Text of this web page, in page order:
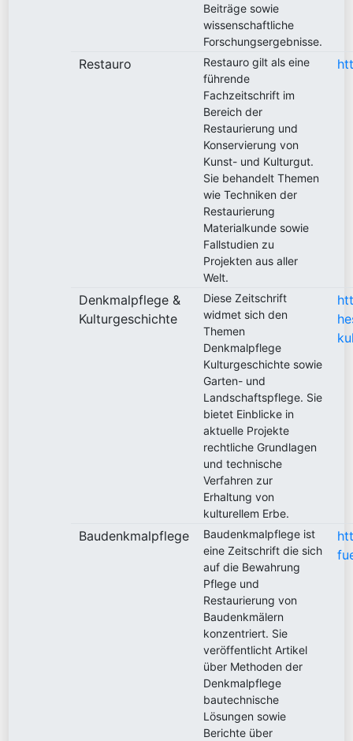
Beiträge sowie
wissenschaftliche
Forschungsergebnisse.
Restauro
Restauro gilt als eine
führende
Fachzeitschrift im
Bereich der
Restaurierung und
Konservierung von
Kunst- und Kulturgut.
Sie behandelt Themen
wie Techniken der
Restaurierung
Materialkunde sowie
Fallstudien zu
Projekten aus aller
Welt.
Denkmalpflege &
Kulturgeschichte
Diese Zeitschrift
widmet sich den
Themen
Denkmalpflege
Kulturgeschichte sowie
Garten- und
Landschaftspflege. Sie
bietet Einblicke in
aktuelle Projekte
rechtliche Grundlagen
und technische
Verfahren zur
Erhaltung von
kulturellem Erbe.
Baudenkmalpflege
Baudenkmalpflege ist
eine Zeitschrift die sich
auf die Bewahrung
Pflege und
Restaurierung von
Baudenkmälern
konzentriert. Sie
veröffentlicht Artikel
über Methoden der
Denkmalpflege
bautechnische
Lösungen sowie
Berichte über